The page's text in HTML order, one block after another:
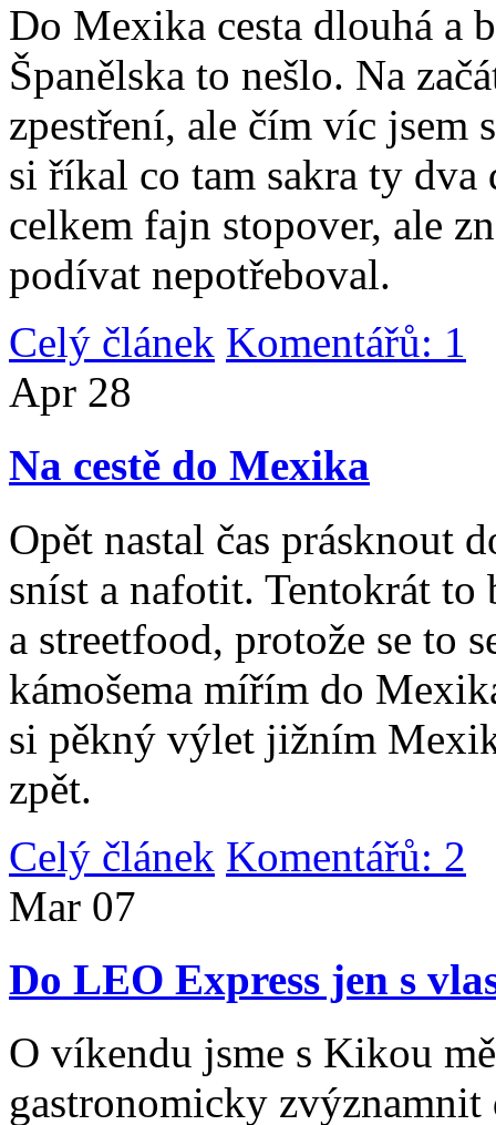
Do Mexika cesta dlouhá a
Španělska to nešlo. Na
zpestření, ale čím víc jsem
si říkal co tam sakra ty
celkem fajn stopover, ale
podívat nepotřeboval.
Celý článek Komentářů: 1
Apr 28
Na cestě do Mexika
Opět nastal čas prásknout
sníst a nafotit. Tentokrát
a streetfood, protože se to
kámošema mířím do
si pěkný výlet jižním
zpět.
Celý článek Komentářů: 2
Mar 07
Do LEO Express jen s
O víkendu jsme s Kikou
gastronomicky